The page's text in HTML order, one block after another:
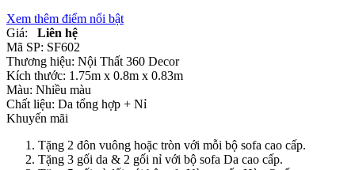
Xem thêm điểm nổi bật
Giá:
Liên hệ
Mã SP: SF602
Thương hiệu: Nội Thất 360 Decor
Kích thước: 1.75m x 0.8m x 0.83m
Màu: Nhiều màu
Chất liệu: Da tổng hợp + Nỉ
Khuyến mãi
Tặng 2 đôn vuông hoặc tròn với mỗi bộ sofa cao cấp.
Tặng 3 gối da & 2 gối nỉ với bộ sofa Da cao cấp.